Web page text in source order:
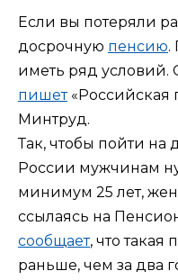
Если вы потеряли
досрочную пенсию.
иметь ряд условий.
пишет«Российская
Минтруд.
Так, чтобы пойти
России мужчинам
минимум 25 лет,
ссылаясь на
сообщает, что такая
раньше, чем за два